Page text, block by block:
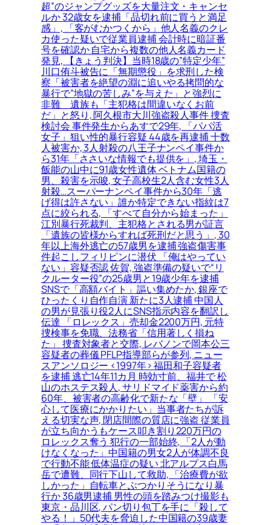
超”のジャンプグッズを大量注文・キャンセ
ルか 32歳女を逮捕「品切れ前に買うと満足
感」, 「客がむかつくから」他人名義のクレ
カ使った疑いで従業員逮捕 会計時に暗証番
号を確認か 自宅から複数の他人名義カード
発見, 【きょう判決】当時18歳の”特定少年”
川口侑斗被告に「無期懲役」を求刑した検
察「被害者を絶望の淵に追いやる拷問的な
暴行で”地獄の苦しみ”を与えた」と強烈に
非難＿遺族も「主犯格は間違いなくお前
だ」と怒り, 阿久根市大川強盗殺人事件 捜査
検討会 事件発生からあすで29年, 「パパ活
女子」狙い性的暴行容疑 44歳を再逮捕 十数
人被害か, 3人射殺の八王子ナンペイ事件か
ら31年「ささいな情報でも提供を」, 埼玉・
飯能の山中に91歳女性遺体 ベトナム国籍の
男、殺害を示唆, 女子高校生2人含む女性3人
射殺…スーパーナンペイ事件から30年「逃
げ得は許さない」誰か特定できない指紋は7
点に絞られる, 「すべて自分から始まった」
江別暴行死裁判、主犯格とされる男が証言
「遺族の皆様からすれば死刑だと思う」, 30
年以上海外逃亡の57歳男を逮捕 強盗傷害事
件起こしフィリピンに潜伏 「俺はやってい
ない」容疑否認 佐賀, 強盗準備の疑いで“リ
クルーター役”の25歳男と19歳少年を逮捕
SNSで「高額バイト」謳い集めたか, 銀座で
ひったくり自作自演 新たに3人逮捕 中国人
の男が見張り役2人にSNS指示内容を翻訳し
伝達 「ロレックス」売却金2200万円, 元特
捜検事を免職、法務省「信用著しく損ね
た」 捜査対象者と交際, レバノンで岡本公三
容疑者の葬儀 PFLP指導部らが参列, ニュー
スアンソロジー <1997年> 福田和子容疑者
を逮捕 逃亡14年11カ月 時効寸前、福井で 松
山のホステス殺人, サリドマイド薬害から約
60年、被害者の高齢化で新たな「壁」 「安
心して医療にかかりたい」当事者たちが訴
える切実な声, 閉店間際の質店に強盗 従業員
が立ち向かうもケース叩き割り220万円の
ロレックス奪う 犯行の一部始終, 「2人が動
けなくなった」中国籍の男女2人が体調不良
で行動不能 低体温症の疑い 北アルプス白馬
岳で遭難、同行下山して救助, 「治療費が欲
しかった」自転車とぶつかりそうになり暴
行か 36歳男逮捕 男性の頭を踏みつけ撮影も
東京・品川区, パン切り包丁を手に「殺して
やる！」50代夫を脅迫した中国籍の39歳妻